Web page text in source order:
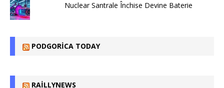
Nuclear Santrale Închise Devine Baterie
PODGORICA TODAY
RAILLYNEWS